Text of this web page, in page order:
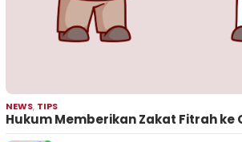
NEWS, TIPS
Hukum Memberikan Zakat Fitrah ke